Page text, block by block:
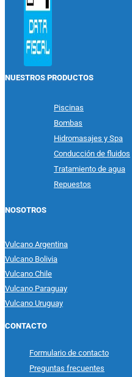
NUESTROS PRODUCTOS
Piscinas
Bombas
Hidromasajes y Spa
Conducción de fluidos
Tratamiento de agua
Repuestos
NOSOTROS
Vulcano Argentina
Vulcano Bolivia
Vulcano Chile
Vulcano Paraguay
Vulcano Uruguay
CONTACTO
Formulario de contacto
Preguntas frecuentes